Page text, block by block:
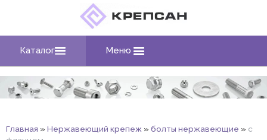
Каталог Меню
Главная » Нержавеющий крепеж » болты нержавеющие » с